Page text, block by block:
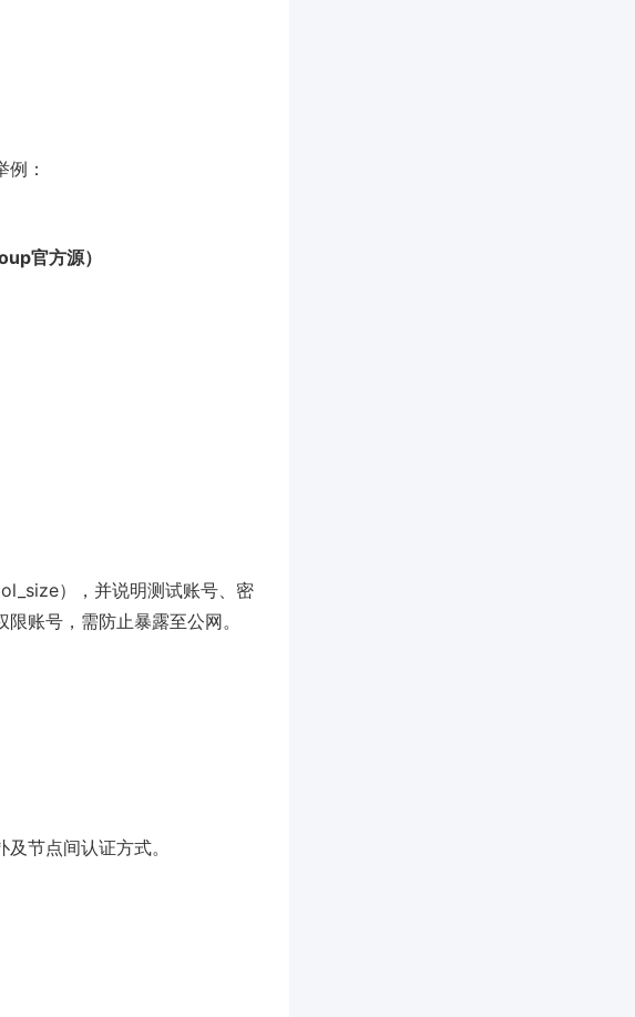
：
官方源）
），并说明测试账号、密
账号，需防止暴露至公网。
节点间认证方式。